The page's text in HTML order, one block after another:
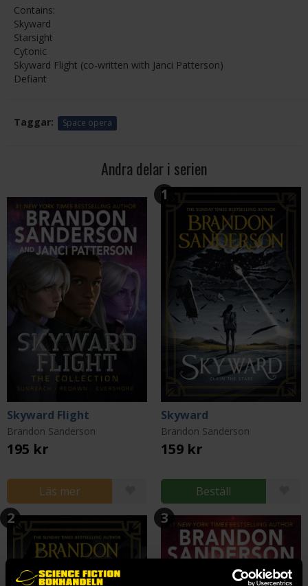
Contains:
Skyward
Starsight
Cytonic
Skyward Flight (co-written with Janci Patterson)
Defiant
Taggar: Space opera
Andra delar i serien
Skyward Flight
Brandon Sanderson
195 kr
Läs mer
1
Skyward
Brandon Sanderson
159 kr
Beställ
2 3